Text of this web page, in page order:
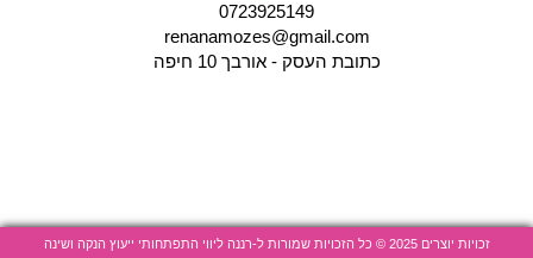
0723925149
renanamozes@gmail.com
כתובת העסק - אורבך 10 חיפה
זכויות יוצרים 2025 © כל הזכויות שמורות ל-רננה ליווי התפתחותי ייעוץ הנקה ושינה